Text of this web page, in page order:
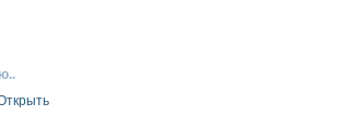
причиной для Вас, чтобы никогда не сдаваться.
себя. В жизни бывает много людей, которые